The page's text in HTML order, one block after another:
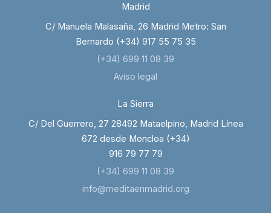
Madrid
C/ Manuela Malasaña, 26 Madrid Metro: San
Bernardo (+34) 917 55 75 35
(+34) 699 11 08 39
Aviso legal
La Sierra
C/ Del Guerrero, 27 28492 Mataelpino, Madrid Línea
672 desde Moncloa (+34)
916 79 77 79
(+34) 699 11 08 39
info@meditaenmadrid.org